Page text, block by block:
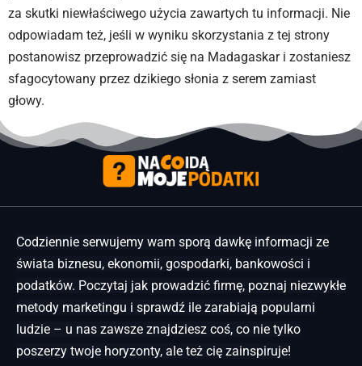
za skutki niewłaściwego użycia zawartych tu informacji. Nie
odpowiadam też, jeśli w wyniku skorzystania z tej strony
postanowisz przeprowadzić się na Madagaskar i zostaniesz
sfagocytowany przez dzikiego słonia z serem zamiast
głowy.
Codziennie serwujemy wam sporą dawkę informacji ze
świata biznesu, ekonomii, gospodarki, bankowości i
podatków. Poczytaj jak prowadzić firmę, poznaj niezwykłe
metody marketingu i sprawdź ile zarabiają popularni
ludzie – u nas zawsze znajdziesz coś, co nie tylko
poszerzy twoje horyzonty, ale też cię zainspiruje!